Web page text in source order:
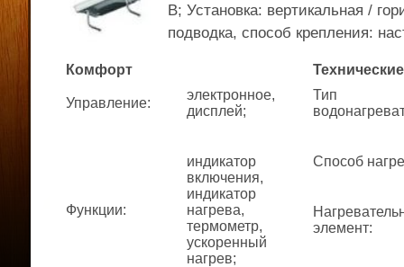
В; Установка: вертикальная /
подводка, способ крепления:
Комфорт
Управление:
электронное,
дисплей;
Функции:
индикатор
включения,
индикатор
нагрева,
термометр,
ускоренный
нагрев;
Тип
Способ
элемент: